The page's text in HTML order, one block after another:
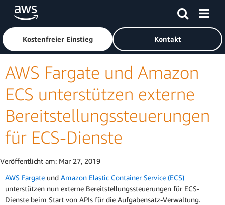
Überspringen zum Hauptinhalt
Klicken Sie hier, um zur Amazon Web Services-Startseite
Kostenfreier Einstieg Kontakt
AWS Fargate und Amazon
ECS unterstützen externe
Bereitstellungssteuerungen
für ECS-Dienste
Veröffentlicht am: Mar 27, 2019
AWS Fargate und Amazon Elastic Container Service (ECS)
unterstützen nun externe Bereitstellungssteuerungen für ECS-
Dienste beim Start von APIs für die Aufgabensatz-Verwaltung.